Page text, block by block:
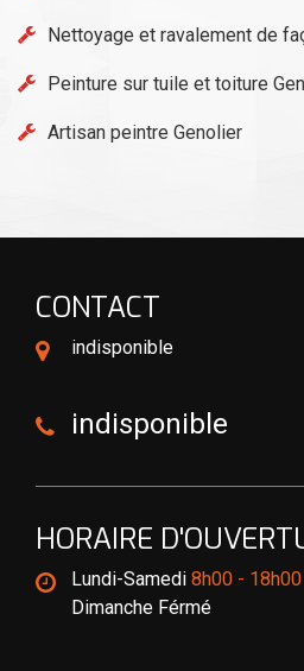
Nettoyage et ravalement de
Peinture sur tuile et toiture
Artisan peintre Genolier
CONTACT
indisponible
indisponible
HORAIRE
Lundi-Samedi 8h00 - 18h00
Dimanche Férmé